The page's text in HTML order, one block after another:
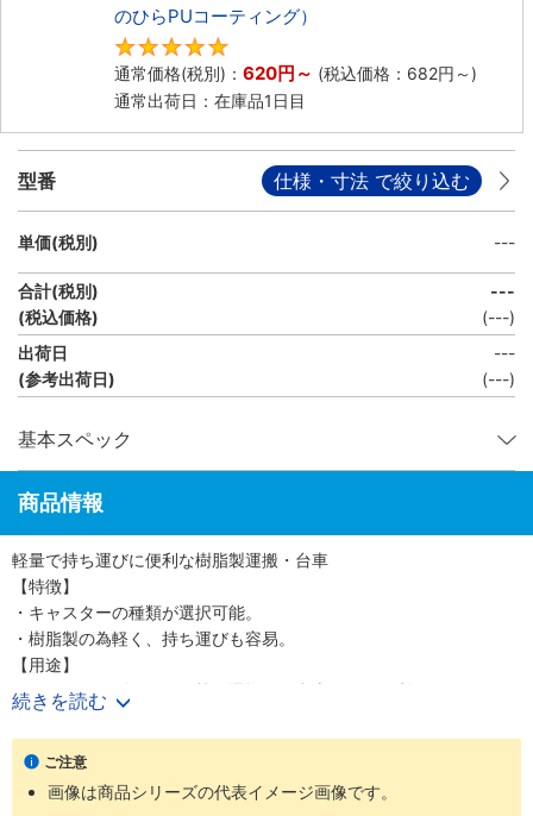
のひらPUコーティング）
通常価格(税別)： 620円 ～ (税込価格： 682円 ～)
通常出荷日：在庫品1日目
型番 仕様・寸法 で絞り込む
単価(税別) ---
合計(税別)
(税込価格)
---
(---)
出荷日
(参考出荷日)
---
(---)
基本スペック
商品情報
軽量で持ち運びに便利な樹脂製運搬・台車
【特徴】
・キャスターの種類が選択可能。
・樹脂製の為軽く、持ち運びも容易。
【用途】
・コンテナやダンボール等の運搬用平台車として便利。
・オプションのコーナーガードを取付けて、特定コンテナ専用キャ
リーとしての利用も可能。
続きを読む
ご注意
画像は商品シリーズの代表イメージ画像です。